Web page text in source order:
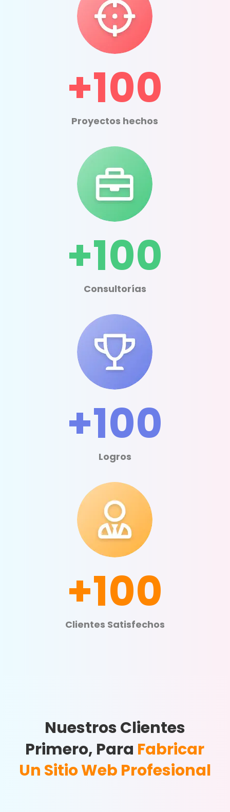
+100
Proyectos hechos
+100
Consultorías
+100
Logros
+100
Clientes Satisfechos
Nuestros Clientes
Primero, Para Fabricar
Un Sitio Web Profesional